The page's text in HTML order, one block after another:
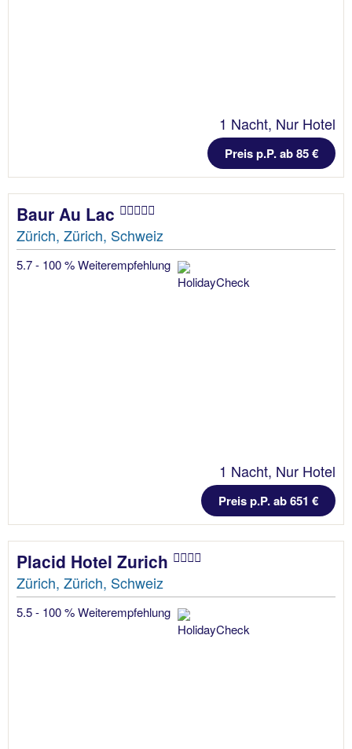
1 Nacht, Nur Hotel
Preis p.P. ab 85 €
Baur Au Lac
Zürich, Zürich, Schweiz
5.7 - 100 % Weiterempfehlung
1 Nacht, Nur Hotel
Preis p.P. ab 651 €
Placid Hotel Zurich
Zürich, Zürich, Schweiz
5.5 - 100 % Weiterempfehlung